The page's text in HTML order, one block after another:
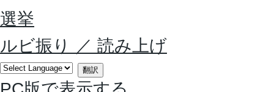
選挙
ルビ振り
／ 読み上げ
翻訳